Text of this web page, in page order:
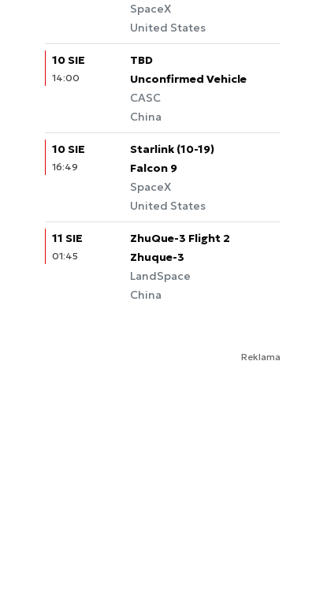
SpaceX
United States
10 SIE
14:00
TBD
Unconfirmed Vehicle
CASC
China
10 SIE
16:49
Starlink (10-19)
Falcon 9
SpaceX
United States
11 SIE
01:45
ZhuQue-3 Flight 2
Zhuque-3
LandSpace
China
Reklama